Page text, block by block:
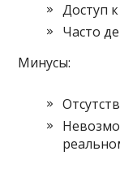
Доступ
Часто
Минусы: